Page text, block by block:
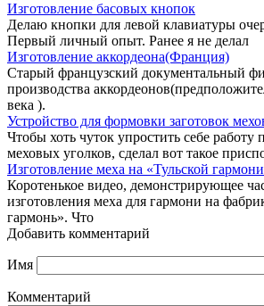
Изготовление басовых кнопок
Делаю кнопки для левой клавиатуры
Первый личный опыт. Ранее я не делал
Изготовление аккордеона(Франция)
Старый французский документальный
производства
века ).
Устройство для формовки заготовок
Чтобы хоть чуток упростить себе работу
меховых уголков, сделал вот такое
Изготовление меха на «Тульской
Коротенькое видео, демонстрирующее
изготовления меха для гармони на
гармонь». Что
Добавить комментарий
Имя
Комментарий